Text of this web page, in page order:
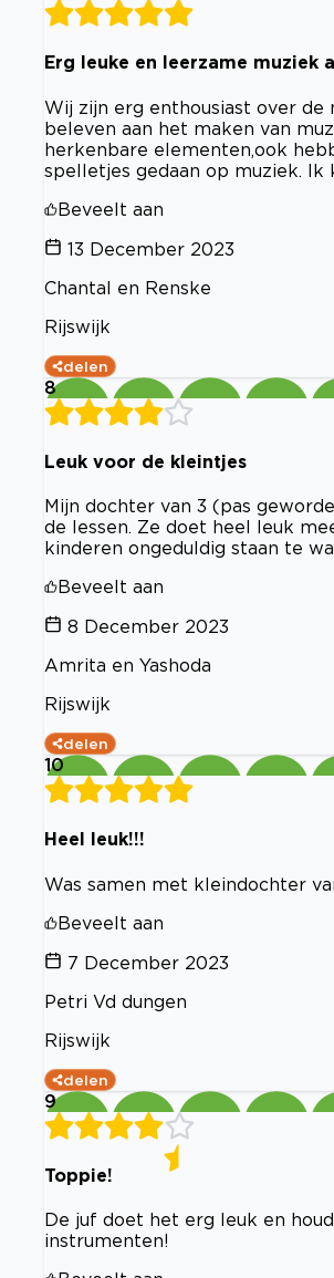
Erg leuke en leerzame
Wij zijn erg enthousiast over
beleven aan het maken van
herkenbare elementen,ook
spelletjes gedaan op muziek.
Beveelt aan
13 December 2023
Chantal en Renske
Rijswijk
delen
8
Leuk voor de kleintjes
Mijn dochter van 3 (pas
de lessen. Ze doet heel leuk
kinderen ongeduldig staan te
Beveelt aan
8 December 2023
Amrita en Yashoda
Rijswijk
delen
10
Heel leuk!!!
Was samen met kleindochter
Beveelt aan
7 December 2023
Petri Vd dungen
Rijswijk
delen
9
Toppie!
De juf doet het erg leuk en
instrumenten!